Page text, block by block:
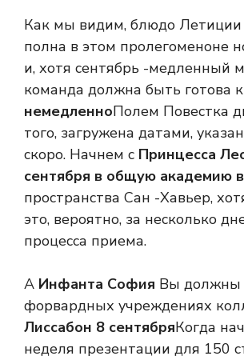
Как мы видим, блюдо Летиции
полна в этом пролегоменоне
и, хотя сентябрь -медленный
команда должна быть готова к
немедленноПолем Повестка
того, загружена датами,
скоро. Начнем с Принцесса
сентября в общую академию
пространства Сан -Хавьер,
это, вероятно, за несколько
процесса приема.
А Инфанта София Вы должны
форвардных учреждениях
Лиссабон 8 сентябряКогда
неделя презентации для 150